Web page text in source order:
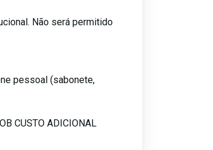
Não será permitido
pessoal (sabonete,
CUSTO ADICIONAL